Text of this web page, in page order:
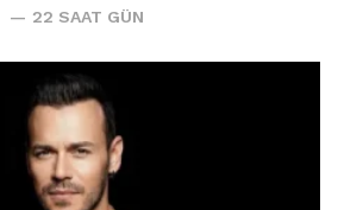
22 SAAT GÜN